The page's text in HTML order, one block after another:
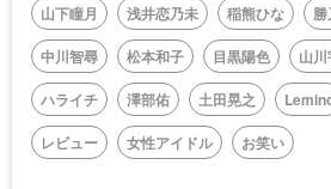
山下瞳月
浅井恋乃未 稲熊ひな
中川智尋
松本和子 目黒陽色 山
ハライチ
澤部佑 土田晃之
レビュー
女性アイドル お笑い